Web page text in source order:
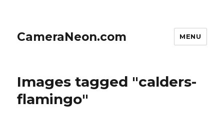
CameraNeon.com MENU
Images tagged "calders-
flamingo"